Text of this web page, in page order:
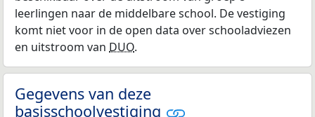
leerlingen naar de middelbare school. De vestiging
komt niet voor in de open data over schooladviezen
en uitstroom van DUO.
Gegevens van deze
basisschoolvestiging